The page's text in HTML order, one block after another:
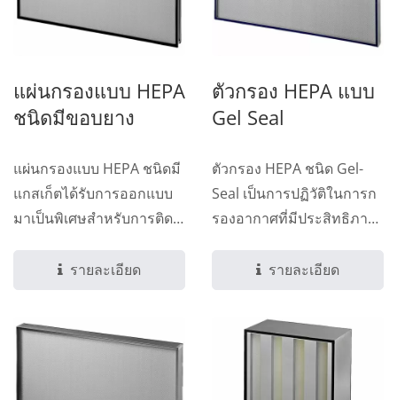
แผ่นกรองแบบ HEPA
ชนิดมีขอบยาง
แผ่นกรองแบบ HEPA ชนิดมี
แกสเก็ตได้รับการออกแบบ
มาเป็นพิเศษสำหรับการติด
ตะแกรงเพดาน...
รายละเอียด
ตัวกรอง HEPA แบบ
Gel Seal
ตัวกรอง HEPA ชนิด Gel-
Seal เป็นการปฏิวัติในการก
รองอากาศที่มีประสิทธิภาพ
รายละเอียด